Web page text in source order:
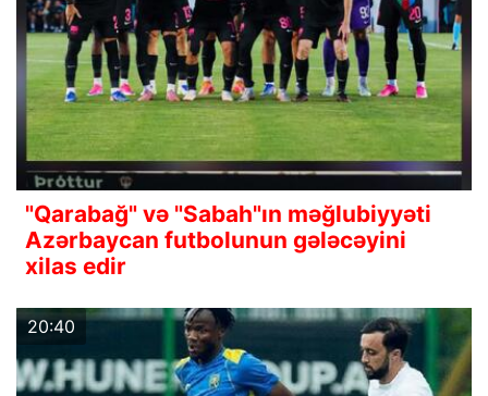
"Qarabağ" və "Sabah"ın məğlubiyyəti
Azərbaycan futbolunun gələcəyini
xilas edir
20:40